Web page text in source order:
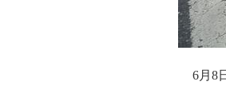
6月8日